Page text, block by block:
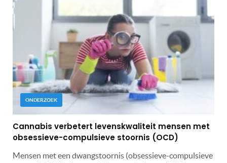
ONDERZOEK
Cannabis verbetert levenskwaliteit mensen met
obsessieve-compulsieve stoornis (OCD)
Mensen met een dwangstoornis (obsessieve-compulsieve